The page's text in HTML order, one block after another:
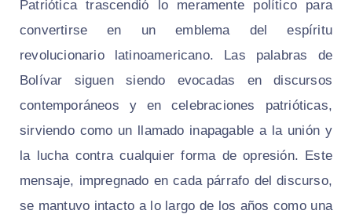
Patriótica trascendió lo meramente político para
convertirse en un emblema del espíritu
revolucionario latinoamericano. Las palabras de
Bolívar siguen siendo evocadas en discursos
contemporáneos y en celebraciones patrióticas,
sirviendo como un llamado inapagable a la unión y
la lucha contra cualquier forma de opresión. Este
mensaje, impregnado en cada párrafo del discurso,
se mantuvo intacto a lo largo de los años como una